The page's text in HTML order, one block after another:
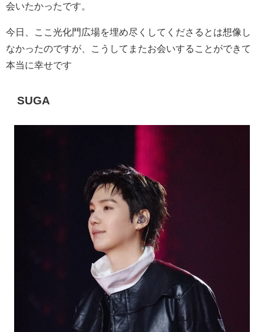
会いたかったです。
今日、ここ光化門広場を埋め尽くしてくださるとは想像し
なかったのですが、こうしてまたお会いすることができて
本当に幸せです
SUGA